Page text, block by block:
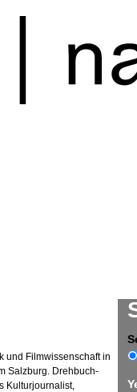
und Filmwissenschaft in
Salzburg. Drehbuch-
Kulturjournalist,